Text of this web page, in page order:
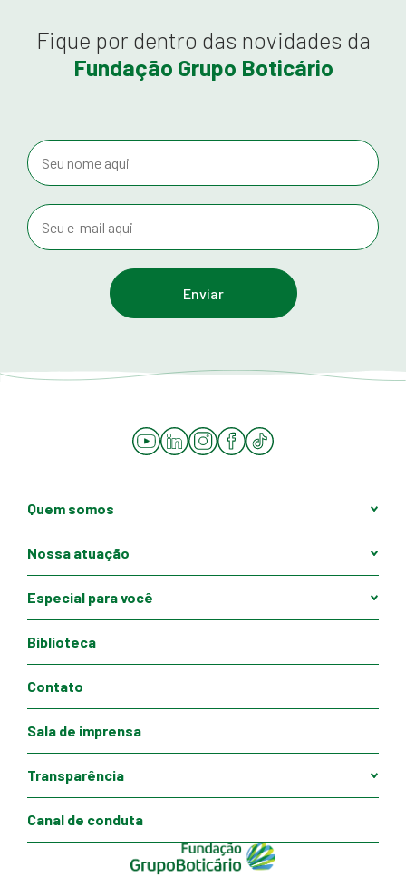
Fique por dentro das novidades da
Fundação Grupo Boticário
YouTube
LinkedInInstagramFacebook
Tiktok
Quem somos
Nossa atuação
Especial para você
Biblioteca
Contato
Sala de imprensa
Transparência
Canal de conduta